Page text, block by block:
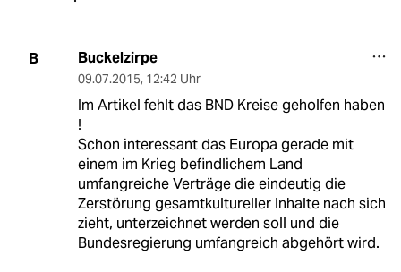
B Buckelzirpe
09.07.2015, 12:42 Uhr
Im Artikel fehlt das BND Kreise geholfen haben
!
Schon interessant das Europa gerade mit
einem im Krieg befindlichem Land
umfangreiche Verträge die eindeutig die
Zerstörung gesamtkultureller Inhalte nach sich
zieht, unterzeichnet werden soll und die
Bundesregierung umfangreich abgehört wird.